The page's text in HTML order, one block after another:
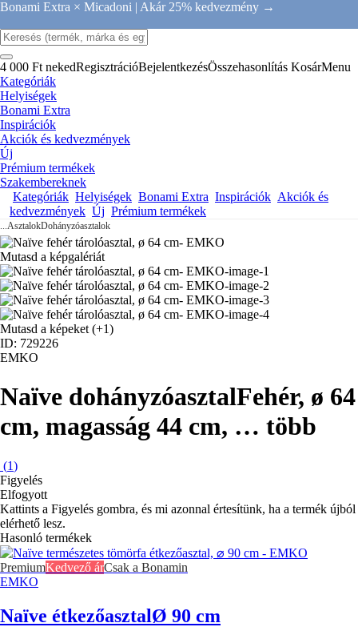
Bonami Extra × Micadoni | Akár 25% kedvezmény →
4 000 Ft nekedRegisztrációBejelentkezésÖsszehasonlítás KosárMenu
Kategóriák
Helyiségek
Bonami Extra
Inspirációk
Akciók és kedvezmények
Új
Prémium termékek
Szakembereknek
Kategóriák Helyiségek Bonami Extra Inspirációk Akciók és
kedvezmények Új Prémium termékek
...AsztalokDohányzóasztalok
Mutasd a képgalériát
Mutasd a képeket (+1)
ID: 729226
EMKO
Naïve dohányzóasztalFehér, ø 64
cm, magasság 44 cm, … több
(1)
Figyelés
Elfogyott
Kattints a Figyelés gombra, és mi azonnal értesítünk, ha a termék újból
elérhető lesz.
Hasonló termékek
PremiumKedvező árCsak a Bonamin
EMKO
Naïve étkezőasztalØ 90 cm